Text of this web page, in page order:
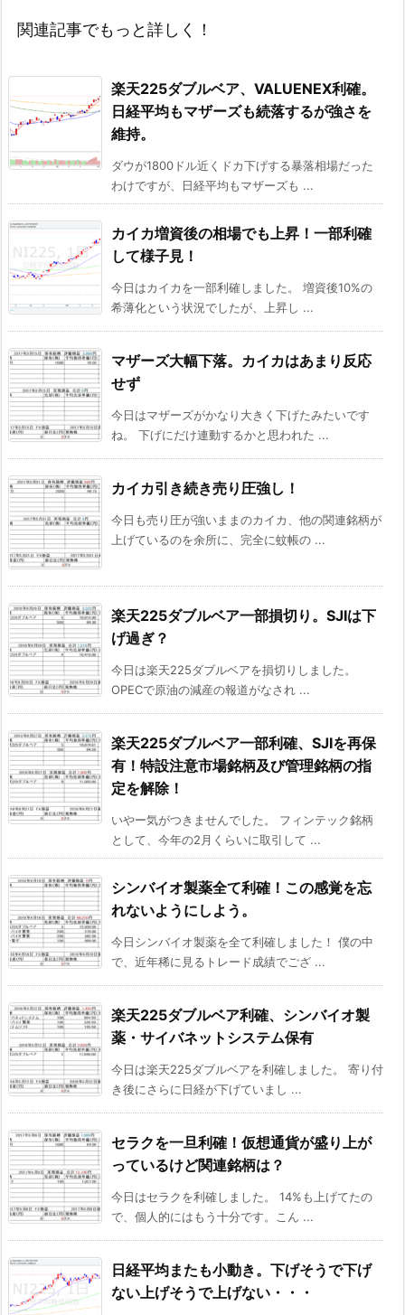
関連記事でもっと詳しく！
楽天225ダブルベア、VALUENEX利確。
日経平均もマザーズも続落するが強さを
維持。
ダウが1800ドル近くドカ下げする暴落相場だった
わけですが、日経平均もマザーズも ...
カイカ増資後の相場でも上昇！一部利確
して様子見！
今日はカイカを一部利確しました。 増資後10%の
希薄化という状況でしたが、上昇し ...
マザーズ大幅下落。カイカはあまり反応
せず
今日はマザーズがかなり大きく下げたみたいです
ね。 下げにだけ連動するかと思われた ...
カイカ引き続き売り圧強し！
今日も売り圧が強いままのカイカ、他の関連銘柄が
上げているのを余所に、完全に蚊帳の ...
楽天225ダブルベア一部損切り。SJIは下
げ過ぎ？
今日は楽天225ダブルベアを損切りしました。
OPECで原油の減産の報道がなされ ...
楽天225ダブルベア一部利確、SJIを再保
有！特設注意市場銘柄及び管理銘柄の指
定を解除！
いやー気がつきませんでした。 フィンテック銘柄
として、今年の2月くらいに取引して ...
シンバイオ製薬全て利確！この感覚を忘
れないようにしよう。
今日シンバイオ製薬を全て利確しました！ 僕の中
で、近年稀に見るトレード成績でござ ...
楽天225ダブルベア利確、シンバイオ製
薬・サイバネットシステム保有
今日は楽天225ダブルベアを利確しました。 寄り付
き後にさらに日経が下げていまし ...
セラクを一旦利確！仮想通貨が盛り上が
っているけど関連銘柄は？
今日はセラクを利確しました。 14%も上げてたの
で、個人的にはもう十分です。こん ...
日経平均またも小動き。下げそうで下げ
ない上げそうで上げない・・・